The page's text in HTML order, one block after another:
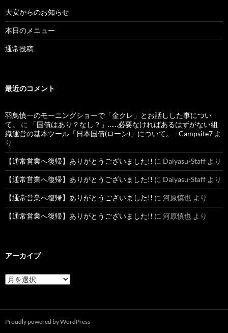
大安からのお知らせ
本日のメニュー
通常投稿
最近のコメント
羽鳥慎一のモーニングショーで「金クレ」とお話しした事につい
て。
に
「国債はあり？なし？」……必要なければあるはずがない組
織運営の基本ツール「日本国債(ローン)」について。 - Campsite7 よ
り
【通常営業へ復帰】ありがとうございました!! に Daiyasu-Staff より
【通常営業へ復帰】ありがとうございました!! に Daiyasu-Staff より
【通常営業へ復帰】ありがとうございました!! に 河原慎也 より
【通常営業へ復帰】ありがとうございました!! に 河原慎也 より
アーカイブ
ア
ー
Proudly powered by WordPress